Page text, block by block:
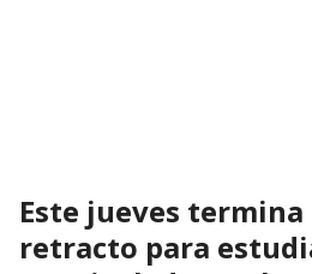
Este jueves termina
retracto para